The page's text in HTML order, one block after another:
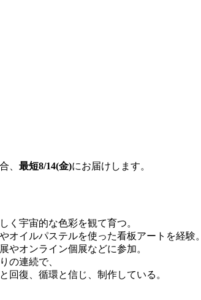
、 最短8/14(金)にお届けします。
く宇宙的な色彩を観て育つ。
オイルパステルを使った看板アートを経験。
やオンライン個展などに参加。
の連続で、
回復、循環と信じ、制作している。